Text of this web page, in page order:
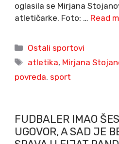
oglasila se Mirjana
atletičarke. Foto: … Read
Categories
Ostali sportovi
Tags
atletika, Mirjana
povreda, sport
FUDBALER IMAO
UGOVOR, A SAD JE